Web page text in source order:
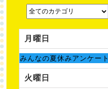
月曜日
土
曜
日,
みんなの夏休みアンケート
火曜日